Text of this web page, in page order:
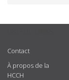
Contact
À propos de la
HCCH